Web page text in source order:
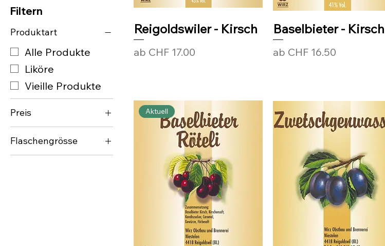
Filtern
Produktart
Alle Produkte
Liköre
Vieille Produkte
Preis
32 CHF 50 CHF
Flaschengrösse
Reigoldswiler - Kirsch
ab CHF 17.00
Sale-Preis
Baselbieter - Kirsch
ab CHF 16.50
Sale-Preis
Aktuell